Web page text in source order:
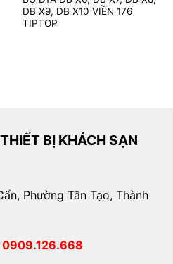
DB X9, DB X10 VIỀN 176
TIPTOP
BỊ KHÁCH SẠN
Phường Tân Tạo, Thành
0909.126.668